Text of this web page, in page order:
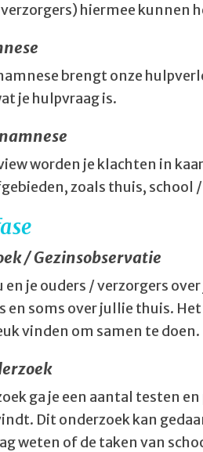
hiermee kunnen
brengt onze
je hulpvraag is.
worden je klachten in
zoals thuis, school
/ Gezinsobservatie
je ouders / verzorgers
en soms over jullie thuis.
vinden om samen te doen.
ga je een aantal testen
Dit onderzoek kan
weten of de taken van